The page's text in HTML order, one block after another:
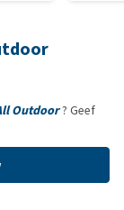
Outdoor? Geef